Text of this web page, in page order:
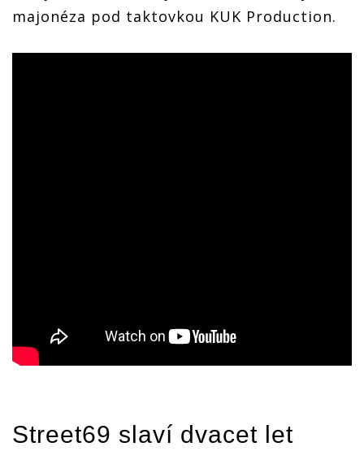
majonéza pod taktovkou KUK Production.
Street69 slaví dvacet let